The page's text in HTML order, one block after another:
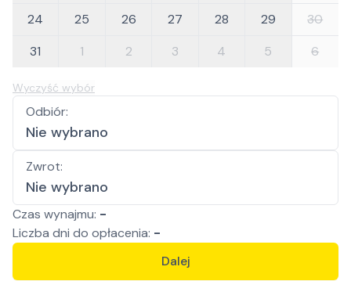
24
25 26 27 28 29
30
31
1 2 3 4 5 6
Wyczyść wybór
Odbiór:
Nie wybrano
Zwrot:
Nie wybrano
Czas wynajmu: -
Liczba dni do opłacenia: -
Dalej